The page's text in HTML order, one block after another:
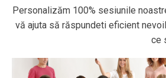
Personalizăm 100% sesiunile
vă ajuta să răspundeti eficient
ce